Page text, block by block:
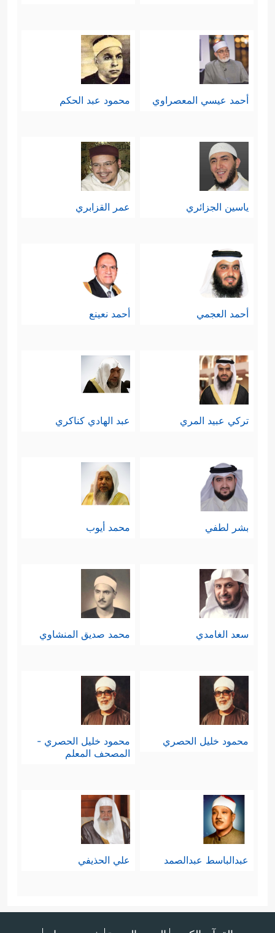
أحمد عيسي المعصراوي محمود عبد الحكم
ياسين الجزائري عمر القزابري
أحمد العجمي أحمد نعينع
تركي عبيد المري عبد الهادي كناكري
بشر لطفي محمد أيوب
سعد الغامدي محمد صديق المنشاوي
محمود خليل الحصري
محمود خليل الحصري -
المصحف المعلم
عبدالباسط عبدالصمد علي الحذيفي